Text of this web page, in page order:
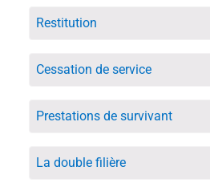
Restitution
Cessation de service
Prestations de survivant
La double filière